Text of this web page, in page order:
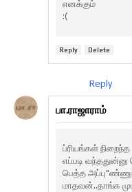
எனக்கும்
:(
Reply Delete
Reply
பா.ராஜாராம்
ப்ரியங்கள்
எப்படி வந்ததுன்னு
பெத்த
மாதவன்..தாங்க